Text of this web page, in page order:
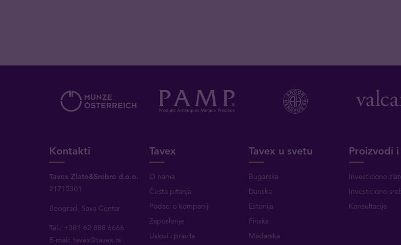
Kontakti
Tavex Zlato&Srebro d.o.o.
21715301
Beograd, Sava Centar
Tel.: +381 62 888 6666
E-mail:tavex@tavex.rs
Tavex
O nama
Česta pitanja
Podaci o kompaniji
Zaposlenje
Uslovi i pravila
Tavex u svetu
Bugarska
Danska
Estonija
Finska
Mađarska
Proizvodi
Investiciono
Investiciono
Konsultacije